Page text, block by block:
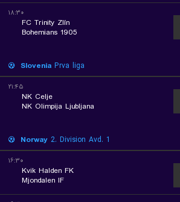
۱۸:۳۰
FC Trinity Zlín
Bohemians 1905
Slovenia Prva liga
۲۱:۴۵
NK Celje
NK Olimpija Ljubljana
Norway 2. Division Avd. 1
۱۶:۳۰
Kvik Halden FK
Mjondalen IF